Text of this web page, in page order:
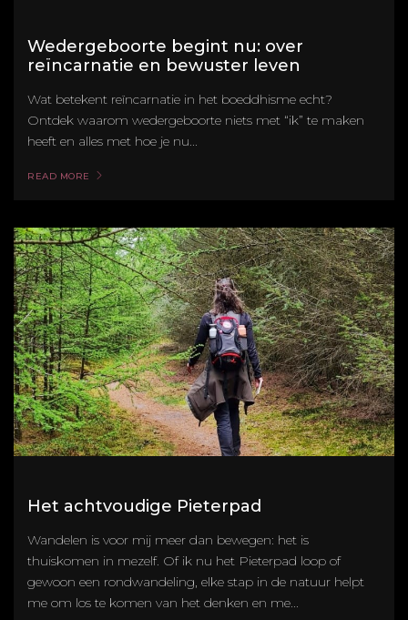
Wedergeboorte begint nu: over
reïncarnatie en bewuster leven
Wat betekent reïncarnatie in het boeddhisme echt?
Ontdek waarom wedergeboorte niets met “ik” te maken
heeft en alles met hoe je nu...
READ MORE
Het achtvoudige Pieterpad
Wandelen is voor mij meer dan bewegen: het is
thuiskomen in mezelf. Of ik nu het Pieterpad loop of
gewoon een rondwandeling, elke stap in de natuur helpt
me om los te komen van het denken en me...